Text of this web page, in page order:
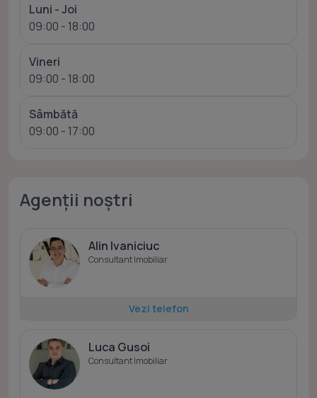
Luni - Joi
09:00 - 18:00
Vineri
09:00 - 18:00
Sâmbătă
09:00 - 17:00
Agenții noștri
Alin Ivaniciuc
Consultant Imobiliar
Vezi telefon
Luca Gusoi
Consultant Imobiliar